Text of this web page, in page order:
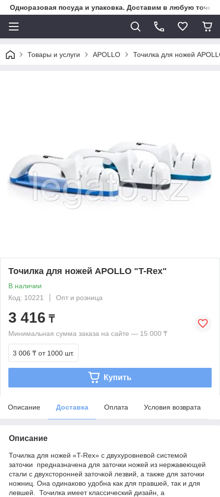
Одноразовая посуда и упаковка. Доставим в любую точку
Товары и услуги APOLLO Точилка для ножей
Точилка для ножей APOLLO "T-Rex"
В наличии
Код: 10221
Опт и розница
3 416 ₸
Минимальная сумма заказа на сайте — 15 000 ₸
3 006 ₸ от 1000 шт.
Купить
Описание Доставка Оплата Условия возврата
Описание
Точилка для ножей «T-Rex» с двухуровневой системой
заточки предназначена для заточки ножей из нержавеющей
стали с двухсторонней заточкой лезвий, а также для заточки
ножниц. Она одинаково удобна как для правшей, так и для
левшей. Точилка имеет классический дизайн, а